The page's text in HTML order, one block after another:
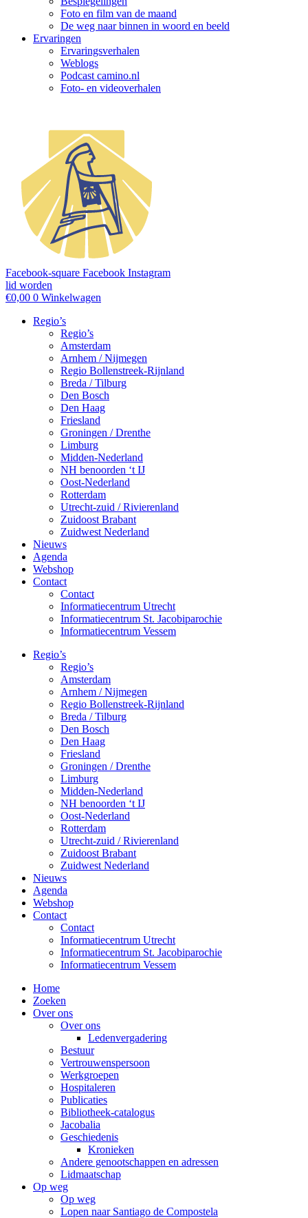
Foto en film van de maand
De weg naar binnen in woord en beeld
Ervaringen
Ervaringsverhalen
Weblogs
Podcast camino.nl
Foto- en videoverhalen
Facebook-square Facebook Instagram
lid worden
€0,00 0 Winkelwagen
Regio’s
Regio’s
Amsterdam
Arnhem / Nijmegen
Regio Bollenstreek-Rijnland
Breda / Tilburg
Den Bosch
Den Haag
Friesland
Groningen / Drenthe
Limburg
Midden-Nederland
NH benoorden ‘t IJ
Oost-Nederland
Rotterdam
Utrecht-zuid / Rivierenland
Zuidoost Brabant
Zuidwest Nederland
Nieuws
Agenda
Webshop
Contact
Contact
Informatiecentrum Utrecht
Informatiecentrum St. Jacobiparochie
Informatiecentrum Vessem
Regio’s
Regio’s
Amsterdam
Arnhem / Nijmegen
Regio Bollenstreek-Rijnland
Breda / Tilburg
Den Bosch
Den Haag
Friesland
Groningen / Drenthe
Limburg
Midden-Nederland
NH benoorden ‘t IJ
Oost-Nederland
Rotterdam
Utrecht-zuid / Rivierenland
Zuidoost Brabant
Zuidwest Nederland
Nieuws
Agenda
Webshop
Contact
Contact
Informatiecentrum Utrecht
Informatiecentrum St. Jacobiparochie
Informatiecentrum Vessem
Home
Zoeken
Over ons
Over ons
Ledenvergadering
Bestuur
Vertrouwenspersoon
Werkgroepen
Hospitaleren
Publicaties
Bibliotheek-catalogus
Jacobalia
Geschiedenis
Kronieken
Andere genootschappen en adressen
Lidmaatschap
Op weg
Op weg
Lopen naar Santiago de Compostela